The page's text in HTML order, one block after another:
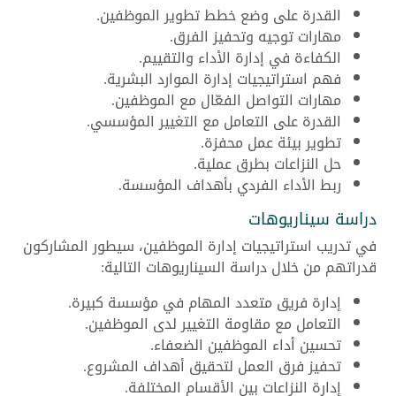
القدرة على وضع خطط تطوير الموظفين.
مهارات توجيه وتحفيز الفرق.
الكفاءة في إدارة الأداء والتقييم.
فهم استراتيجيات إدارة الموارد البشرية.
مهارات التواصل الفعّال مع الموظفين.
القدرة على التعامل مع التغيير المؤسسي.
تطوير بيئة عمل محفزة.
حل النزاعات بطرق عملية.
ربط الأداء الفردي بأهداف المؤسسة.
دراسة سيناريوهات
في تدريب استراتيجيات إدارة الموظفين، سيطور المشاركون
قدراتهم من خلال دراسة السيناريوهات التالية:
إدارة فريق متعدد المهام في مؤسسة كبيرة.
التعامل مع مقاومة التغيير لدى الموظفين.
تحسين أداء الموظفين الضعفاء.
تحفيز فرق العمل لتحقيق أهداف المشروع.
إدارة النزاعات بين الأقسام المختلفة.